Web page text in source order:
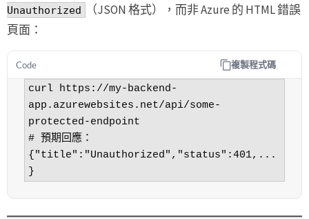
Unauthorized
（JSON 格式），而非 Azure 的 HTML 錯誤
頁面：
Code 複製程式碼
curl https://my-backend-
app.azurewebsites.net/api/some-
protected-endpoint
# 預期回應：
{"title":"Unauthorized","status":401,...
}